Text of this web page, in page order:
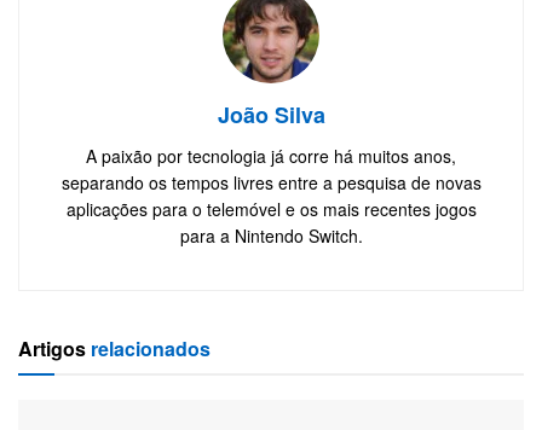
João Silva
A paixão por tecnologia já corre há muitos anos,
separando os tempos livres entre a pesquisa de novas
aplicações para o telemóvel e os mais recentes jogos
para a Nintendo Switch.
Artigos relacionados